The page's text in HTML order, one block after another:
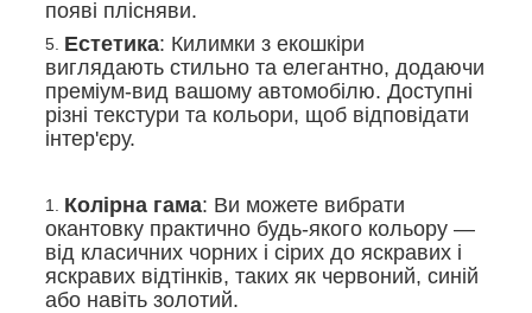
появі плісняви.
Естетика: Килимки з екошкіри
виглядають стильно та елегантно, додаючи
преміум-вид вашому автомобілю. Доступні
різні текстури та кольори, щоб відповідати
інтер'єру.
Колірна гама: Ви можете вибрати
окантовку практично будь-якого кольору —
від класичних чорних і сірих до яскравих і
яскравих відтінків, таких як червоний, синій
або навіть золотий.